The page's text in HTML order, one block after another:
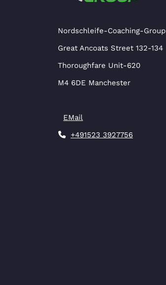
Nordschleife-Coaching-Group
Great Ancoats Street 132-134
Thoroughfare Unit-620
M4 6DE Manchester
EMail
+491523 3927756